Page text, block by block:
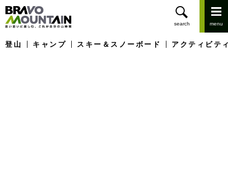
登山 キャンプ スキー＆スノーボード アクティビテ